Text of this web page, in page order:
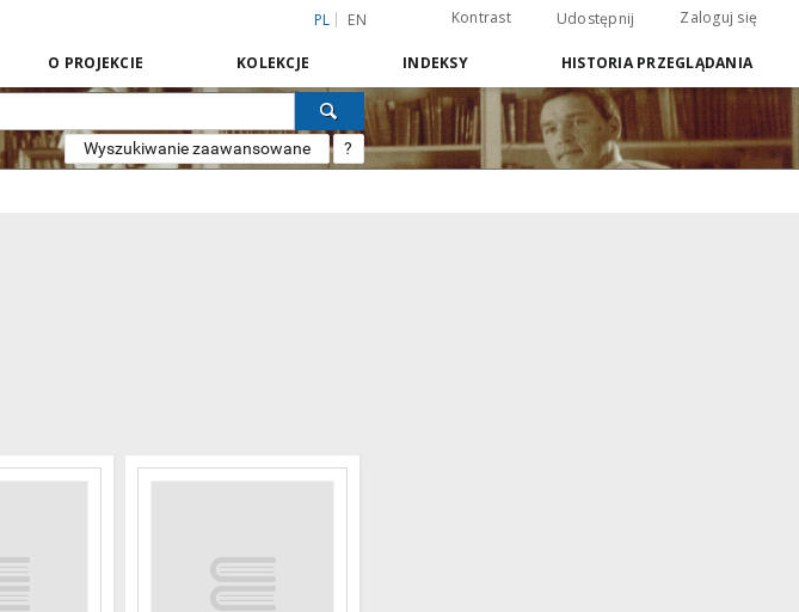
PL EN Kontrast Udostępnij Zaloguj się
O PROJEKCIE KOLEKCJE INDEKSY HISTORIA PRZEGLĄDANIA
Wyszukiwanie zaawansowane ?